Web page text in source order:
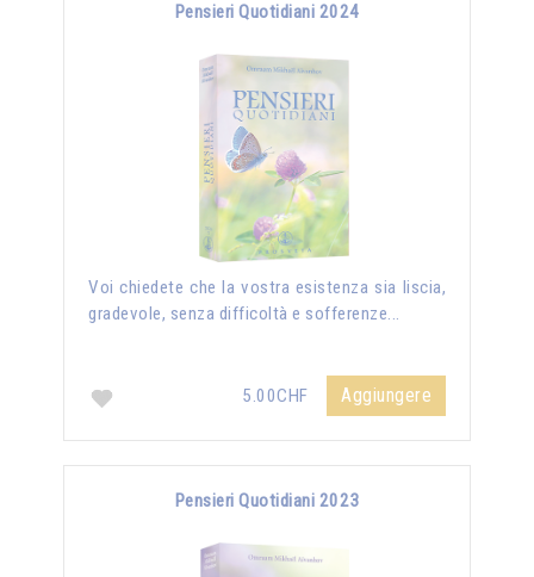
Pensieri Quotidiani 2024
Voi chiedete che la vostra esistenza sia liscia,
gradevole, senza difficoltà e sofferenze...
5.00CHF Aggiungere
Pensieri Quotidiani 2023